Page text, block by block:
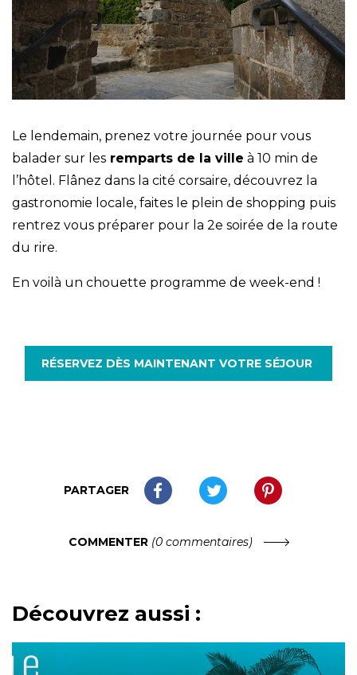
Le lendemain, prenez votre journée pour vous
balader sur les remparts de la ville à 10 min de
l’hôtel. Flânez dans la cité corsaire, découvrez la
gastronomie locale, faites le plein de shopping puis
rentrez vous préparer pour la 2e soirée de la route
du rire.
En voilà un chouette programme de week-end !
RÉSERVEZ DÈS MAINTENANT VOTRE SÉJOUR
PARTAGER
COMMENTER (0 commentaires)
Découvrez aussi :